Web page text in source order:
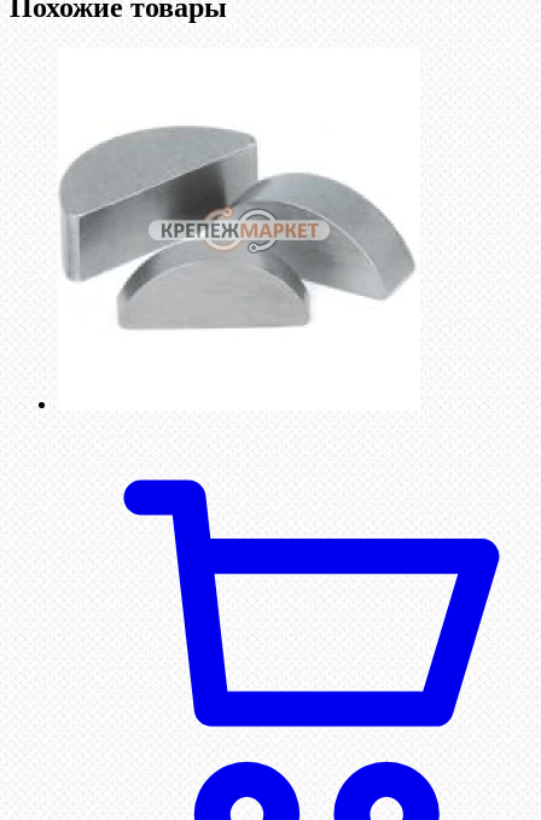
Похожие товары